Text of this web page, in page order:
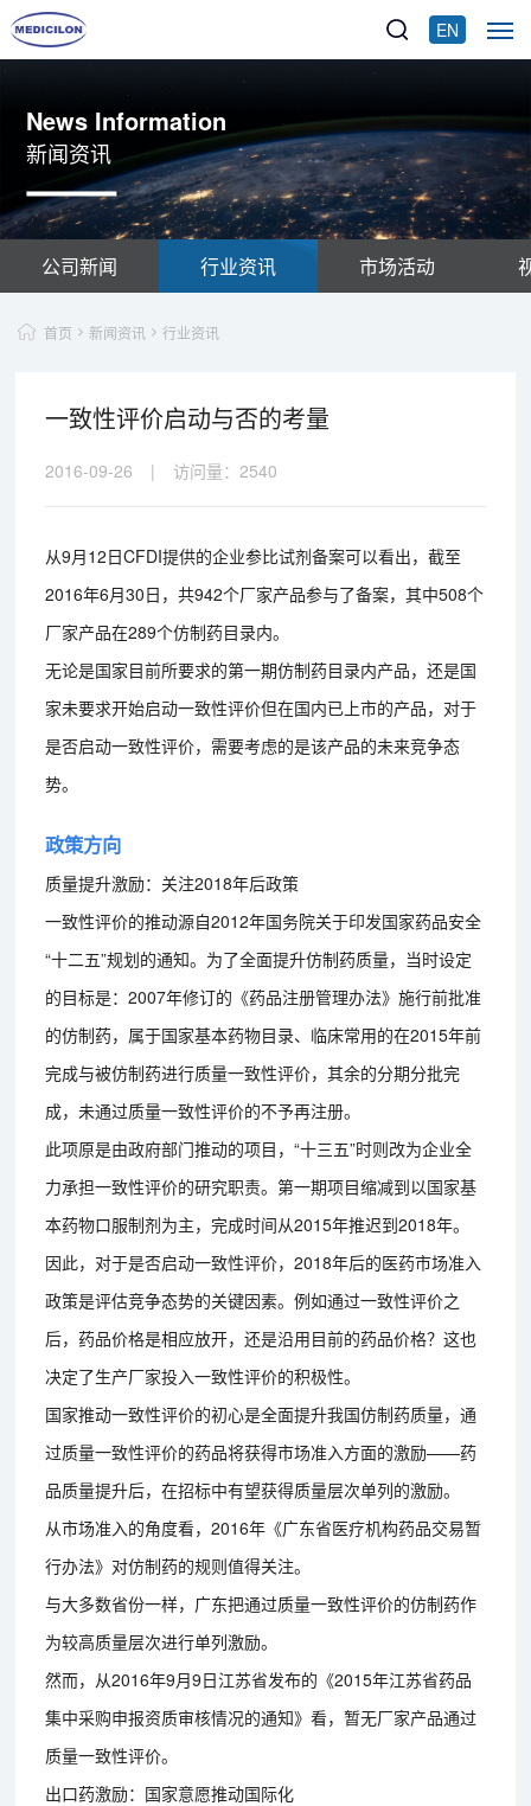
EN
News Information
新闻资讯
公司新闻 行业资讯 市场活动
首页 新闻资讯 行业资讯
一致性评价启动与否的考量
2016-09-26 | 访问量： 2540
从9月12日CFDI提供的企业参比试剂备案可以看出，截至
2016年6月30日，共942个厂家产品参与了备案，其中508个
厂家产品在289个仿制药目录内。
无论是国家目前所要求的第一期仿制药目录内产品，还是国
家未要求开始启动一致性评价但在国内已上市的产品，对于
是否启动一致性评价，需要考虑的是该产品的未来竞争态
势。
政策方向
质量提升激励：关注2018年后政策
一致性评价的推动源自2012年国务院关于印发国家药品安全
“十二五”规划的通知。为了全面提升仿制药质量，当时设定
的目标是：2007年修订的《药品注册管理办法》施行前批准
的仿制药，属于国家基本药物目录、临床常用的在2015年前
完成与被仿制药进行质量一致性评价，其余的分期分批完
成，未通过质量一致性评价的不予再注册。
此项原是由政府部门推动的项目，“十三五”时则改为企业全
力承担一致性评价的研究职责。第一期项目缩减到以国家基
本药物口服制剂为主，完成时间从2015年推迟到2018年。
因此，对于是否启动一致性评价，2018年后的医药市场准入
政策是评估竞争态势的关键因素。例如通过一致性评价之
后，药品价格是相应放开，还是沿用目前的药品价格？这也
决定了生产厂家投入一致性评价的积极性。
国家推动一致性评价的初心是全面提升我国仿制药质量，通
过质量一致性评价的药品将获得市场准入方面的激励——药
品质量提升后，在招标中有望获得质量层次单列的激励。
从市场准入的角度看，2016年《广东省医疗机构药品交易暂
行办法》对仿制药的规则值得关注。
与大多数省份一样，广东把通过质量一致性评价的仿制药作
为较高质量层次进行单列激励。
然而，从2016年9月9日江苏省发布的《2015年江苏省药品
集中采购申报资质审核情况的通知》看，暂无厂家产品通过
质量一致性评价。
出口药激励：国家意愿推动国际化